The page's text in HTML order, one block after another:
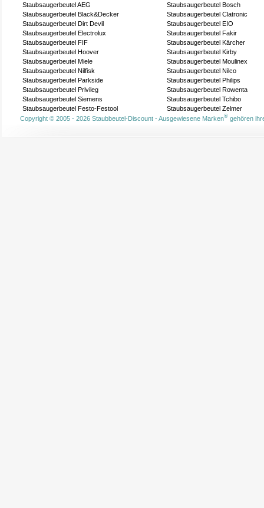
Staubsaugerbeutel AEG
Staubsaugerbeutel Bosch
Staubsaugerbeutel Black&Decker
Staubsaugerbeutel Clatronic
Staubsaugerbeutel Dirt Devil
Staubsaugerbeutel EIO
Staubsaugerbeutel Electrolux
Staubsaugerbeutel Fakir
Staubsaugerbeutel FIF
Staubsaugerbeutel Kärcher
Staubsaugerbeutel Hoover
Staubsaugerbeutel Kirby
Staubsaugerbeutel Miele
Staubsaugerbeutel Moulinex
Staubsaugerbeutel Nilfisk
Staubsaugerbeutel Nilco
Staubsaugerbeutel Parkside
Staubsaugerbeutel Philips
Staubsaugerbeutel Privileg
Staubsaugerbeutel Rowenta
Staubsaugerbeutel Siemens
Staubsaugerbeutel Tchibo
Staubsaugerbeutel Festo-Festool
Staubsaugerbeutel Zelmer
Copyright © 2005 - 2026 Staubbeutel-Discount - Ausgewiesene Marken®gehören